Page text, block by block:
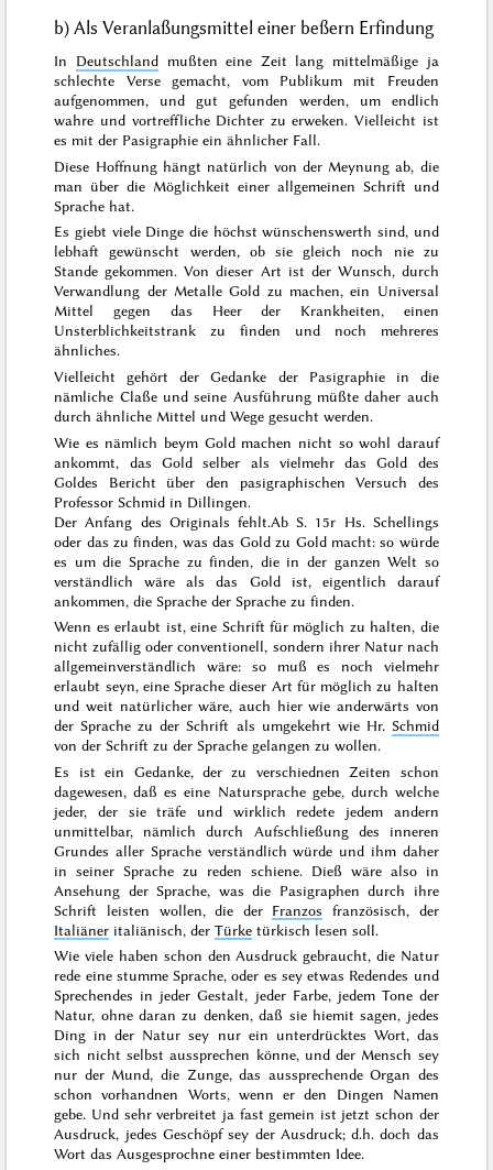
b) Als Veranlaßungsmittel einer beßern Erfindung
In Deutschlandmußten eine Zeit lang mittelmäßige ja
schlechte Verse gemacht, vom Publikum mit Freuden
aufgenommen, und gut gefunden werden, um endlich
wahre und vortreffliche Dichter zu erweken. Vielleicht ist
es mit der Pasigraphie ein ähnlicher Fall.
Diese Hoffnung hängt natürlich von der Meynung ab, die
man über die Möglichkeit einer allgemeinen Schrift und
Sprache hat.
Es giebt viele Dinge die höchst wünschenswerth sind, und
lebhaft gewünscht werden, ob sie gleich noch nie zu
Stande gekommen. Von dieser Art ist der Wunsch, durch
Verwandlung der Metalle Gold zu machen, ein Universal
Mittel gegen das Heer der Krankheiten, einen
Unsterblichkeitstrank zu finden und noch mehreres
ähnliches.
Vielleicht gehört der Gedanke der Pasigraphie in die
nämliche Claße und seine Ausführung müßte daher auch
durch ähnliche Mittel und Wege gesucht werden.
Wie es nämlich beym Gold machen nicht so wohl darauf
ankommt, das Gold selber als vielmehr das Gold des
Goldes Bericht über den pasigraphischen Versuch des
Professor Schmid in Dillingen.
Der Anfang des Originals fehlt.Ab S. 15r Hs. Schellings
oder das zu finden, was das Gold zu Gold macht: so würde
es um die Sprache zu finden, die in der ganzen Welt so
verständlich wäre als das Gold ist, eigentlich darauf
ankommen, die Sprache der Sprache zu finden.
Wenn es erlaubt ist, eine Schrift für möglich zu halten, die
nicht zufällig oder conventionell, sondern ihrer Natur nach
allgemeinverständlich wäre: so muß es noch vielmehr
erlaubt seyn, eine Sprache dieser Art für möglich zu halten
und weit natürlicher wäre, auch hier wie anderwärts von
der Sprache zu der Schrift als umgekehrt wie Hr. Schmid
von der Schrift zu der Sprache gelangen zu wollen.
Es ist ein Gedanke, der zu verschiednen Zeiten schon
dagewesen, daß es eine Natursprache gebe, durch welche
jeder, der sie träfe und wirklich redete jedem andern
unmittelbar, nämlich durch Aufschließung des inneren
Grundes aller Sprache verständlich würde und ihm daher
in seiner Sprache zu reden schiene. Dieß wäre also in
Ansehung der Sprache, was die Pasigraphen durch ihre
Schrift leisten wollen, die der Franzos französisch, der
Italiäner italiänisch, derTürke türkisch lesen soll.
Wie viele haben schon den Ausdruck gebraucht, die Natur
rede eine stumme Sprache, oder es sey etwas Redendes und
Sprechendes in jeder Gestalt, jeder Farbe, jedem Tone der
Natur, ohne daran zu denken, daß sie hiemit sagen, jedes
Ding in der Natur sey nur ein unterdrücktes Wort, das
sich nicht selbst aussprechen könne, und der Mensch sey
nur der Mund, die Zunge, das aussprechende Organ des
schon vorhandnen Worts, wenn er den Dingen Namen
gebe. Und sehr verbreitet ja fast gemein ist jetzt schon der
Ausdruck, jedes Geschöpfsey der Ausdruck; d.h. doch das
Wort das Ausgesprochne einer bestimmten Idee.